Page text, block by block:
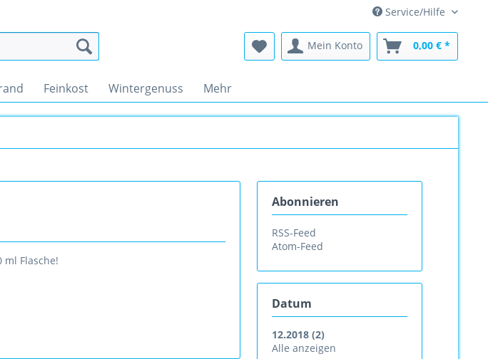
Service/Hilfe
Mein Konto 0,00 € *
Feinkost Wintergenuss Mehr
Abonnieren
RSS-Feed
Atom-Feed
Datum
12.2018 (2)
Alle anzeigen
Flasche!